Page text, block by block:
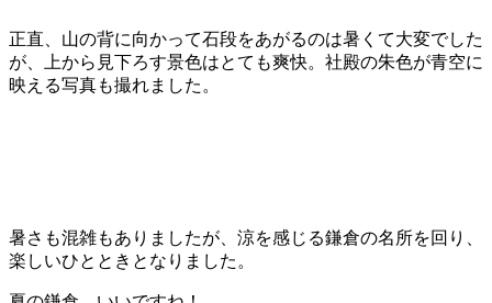
正直、山の背に向かって石段をあがるのは暑くて大変でした
が、上から見下ろす景色はとても爽快。社殿の朱色が青空に
映える写真も撮れました。
暑さも混雑もありましたが、涼を感じる鎌倉の名所を回り、
楽しいひとときとなりました。